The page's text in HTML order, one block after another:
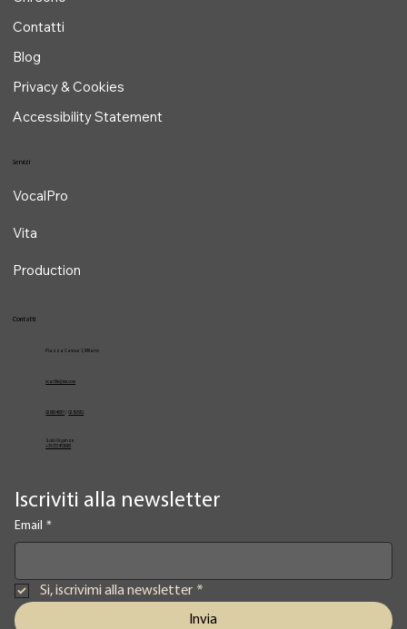
Iscriviti alla newsletter
Email *
Si, iscrivimi alla newsletter *
Invia
Contatti
Blog
Privacy & Cookies
Accessibility Statement
Contatti
Piazza Cavour 1, Milano
vcarlile@me.com
02 82948631 / 02 653952
Solo Urgenze
+39 3334709981
Servizi
VocalPro
Vita
Production